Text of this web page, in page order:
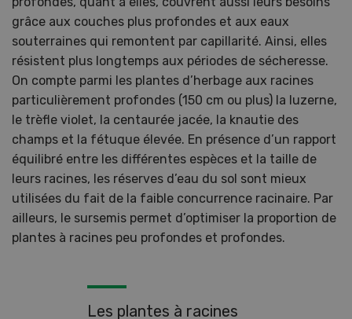
grâce aux couches plus profondes et aux eaux
souterraines qui remontent par capillarité. Ainsi, elles
résistent plus longtemps aux périodes de sécheresse.
On compte parmi les plantes d’herbage aux racines
particulièrement profondes (150 cm ou plus) la luzerne,
le trèfle violet, la centaurée jacée, la knautie des
champs et la fétuque élevée. En présence d’un rapport
équilibré entre les différentes espèces et la taille de
leurs racines, les réserves d’eau du sol sont mieux
utilisées du fait de la faible concurrence racinaire. Par
ailleurs, le sursemis permet d’optimiser la proportion de
plantes à racines peu profondes et profondes.
Les plantes à racines